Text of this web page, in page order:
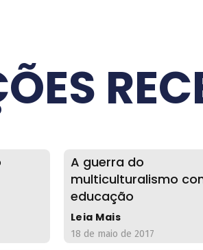
A guerra do
multiculturalismo
educação
Leia Mais
18 de maio de 2017